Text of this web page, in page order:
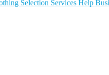
Selection Services Help